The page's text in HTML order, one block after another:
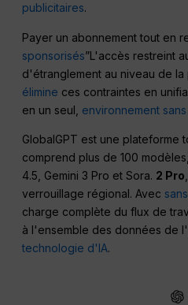
publicitaires.
Payer un abonnement tout en
sponsorisés”L'accès restreint
d'étranglement au niveau de la
élimine ces contraintes en
en un seul, environnement
GlobalGPT est une plateforme
comprend plus de 100
4.5, Gemini 3 Pro et Sora. 2 Pro
verrouillage régional. Avec
charge complète du flux de
à l'ensemble des données de
technologie d'IA.